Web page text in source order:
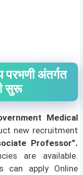
परभणी अंतर्गत
सुरू
Medical
new recruitment
Professor”.
are available.
can apply Online